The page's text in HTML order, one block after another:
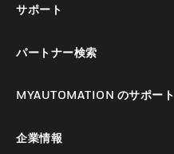
サポート
パートナー検索
MYAUTOMATION のサポート
企業情報